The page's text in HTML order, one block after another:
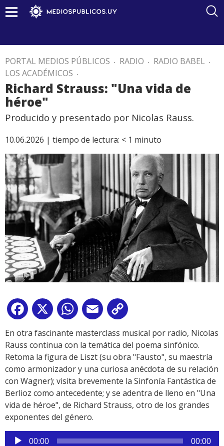
PORTAL MEDIOS PÚBLICOS . RADIO . RADIO BABEL .
LOS ACADÉMICOS .
Richard Strauss: "Una vida de
héroe"
Producido y presentado por Nicolas Rauss.
10.06.2026 | tiempo de lectura: < 1 minuto
Facebook
X WhatsApp
Email
Link
En otra fascinante masterclass musical por radio, Nicolas
Rauss continua con la temática del poema sinfónico.
Retoma la figura de Liszt (su obra "Fausto", su maestría
como armonizador y una curiosa anécdota de su relación
con Wagner); visita brevemente la Sinfonía Fantástica de
Berlioz como antecedente; y se adentra de lleno en "Una
vida de héroe", de Richard Strauss, otro de los grandes
exponentes del género.
Reproductor
00:00 00:00